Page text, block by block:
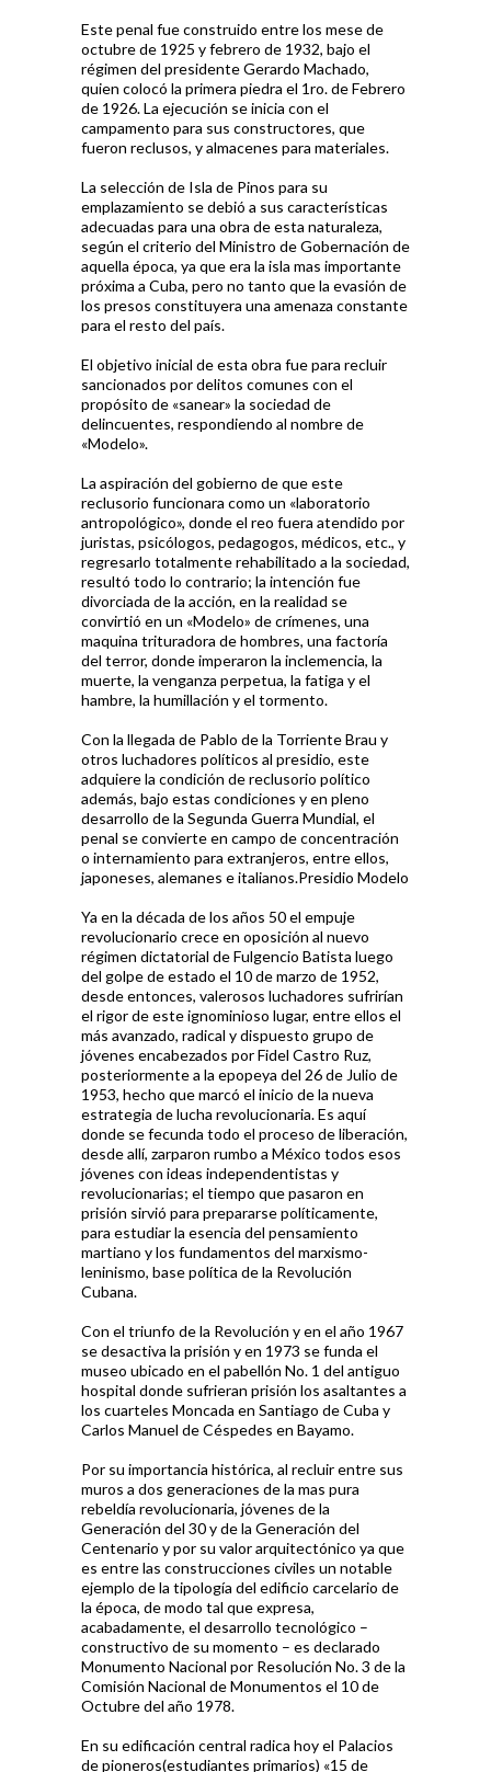
Este penal fue construido entre los mese de
octubre de 1925 y febrero de 1932, bajo el
régimen del presidente Gerardo Machado,
quien colocó la primera piedra el 1ro. de Febrero
de 1926. La ejecución se inicia con el
campamento para sus constructores, que
fueron reclusos, y almacenes para materiales.
La selección de Isla de Pinos para su
emplazamiento se debió a sus características
adecuadas para una obra de esta naturaleza,
según el criterio del Ministro de Gobernación de
aquella época, ya que era la isla mas importante
próxima a Cuba, pero no tanto que la evasión de
los presos constituyera una amenaza constante
para el resto del país.
El objetivo inicial de esta obra fue para recluir
sancionados por delitos comunes con el
propósito de «sanear» la sociedad de
delincuentes, respondiendo al nombre de
«Modelo».
La aspiración del gobierno de que este
reclusorio funcionara como un «laboratorio
antropológico», donde el reo fuera atendido por
juristas, psicólogos, pedagogos, médicos, etc., y
regresarlo totalmente rehabilitado a la sociedad,
resultó todo lo contrario; la intención fue
divorciada de la acción, en la realidad se
convirtió en un «Modelo» de crímenes, una
maquina trituradora de hombres, una factoría
del terror, donde imperaron la inclemencia, la
muerte, la venganza perpetua, la fatiga y el
hambre, la humillación y el tormento.
Con la llegada de Pablo de la Torriente Brau y
otros luchadores políticos al presidio, este
adquiere la condición de reclusorio político
además, bajo estas condiciones y en pleno
desarrollo de la Segunda Guerra Mundial, el
penal se convierte en campo de concentración
o internamiento para extranjeros, entre ellos,
japoneses, alemanes e italianos.Presidio Modelo
Ya en la década de los años 50 el empuje
revolucionario crece en oposición al nuevo
régimen dictatorial de Fulgencio Batista luego
del golpe de estado el 10 de marzo de 1952,
desde entonces, valerosos luchadores sufrirían
el rigor de este ignominioso lugar, entre ellos el
más avanzado, radical y dispuesto grupo de
jóvenes encabezados por Fidel Castro Ruz,
posteriormente a la epopeya del 26 de Julio de
1953, hecho que marcó el inicio de la nueva
estrategia de lucha revolucionaria. Es aquí
donde se fecunda todo el proceso de liberación,
desde allí, zarparon rumbo a México todos esos
jóvenes con ideas independentistas y
revolucionarias; el tiempo que pasaron en
prisión sirvió para prepararse políticamente,
para estudiar la esencia del pensamiento
martiano y los fundamentos del marxismo-
leninismo, base política de la Revolución
Cubana.
Con el triunfo de la Revolución y en el año 1967
se desactiva la prisión y en 1973 se funda el
museo ubicado en el pabellón No. 1 del antiguo
hospital donde sufrieran prisión los asaltantes a
los cuarteles Moncada en Santiago de Cuba y
Carlos Manuel de Céspedes en Bayamo.
Por su importancia histórica, al recluir entre sus
muros a dos generaciones de la mas pura
rebeldía revolucionaria, jóvenes de la
Generación del 30 y de la Generación del
Centenario y por su valor arquitectónico ya que
es entre las construcciones civiles un notable
ejemplo de la tipología del edificio carcelario de
la época, de modo tal que expresa,
acabadamente, el desarrollo tecnológico –
constructivo de su momento – es declarado
Monumento Nacional por Resolución No. 3 de la
Comisión Nacional de Monumentos el 10 de
Octubre del año 1978.
En su edificación central radica hoy el Palacios
de pioneros(estudiantes primarios) «15 de